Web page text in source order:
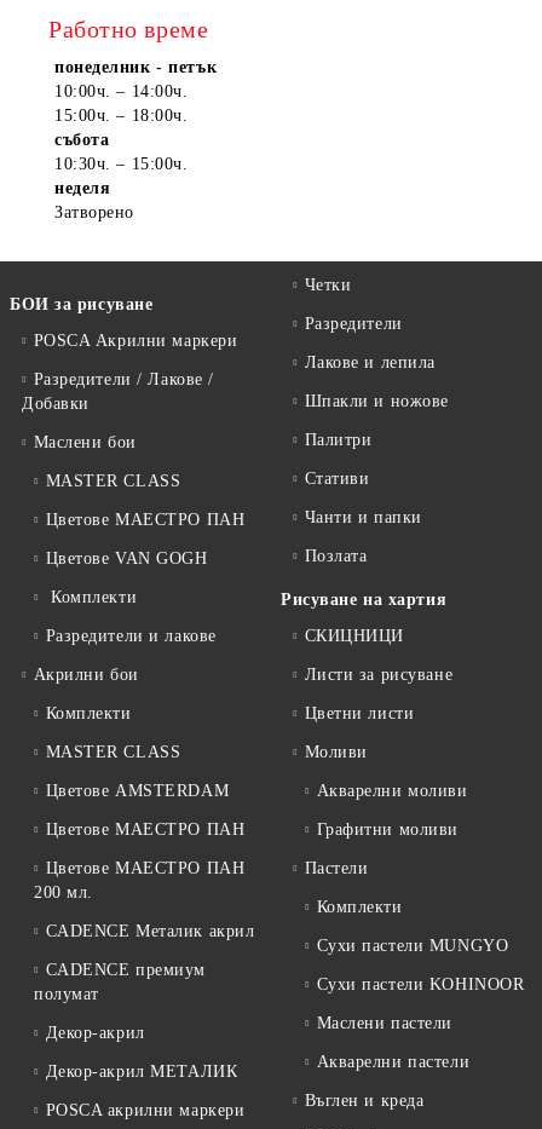
Работно време
понеделник - петък
10:00ч. – 14:00ч.
15:00ч. – 18:00ч.
събота
10:30ч. – 15:00ч.
неделя
Затворено
БОИ за рисуване
POSCA Акрилни маркери
Разредители / Лакове /
Добавки
Маслени бои
MASTER CLASS
Цветове МАЕСТРО ПАН
Цветове VAN GOGH
Комплекти
Разредители и лакове
Акрилни бои
Комплекти
MASTER CLASS
Цветове AMSTERDAM
Цветове МАЕСТРО ПАН
Цветове МАЕСТРО ПАН
200 мл.
CADENCE Металик акрил
CADENCE премиум
полумат
Декор-акрил
Декор-акрил МЕТАЛИК
POSCA акрилни маркери
Четки
Разредители
Лакове и лепила
Шпакли и ножове
Палитри
Стативи
Чанти и папки
Позлата
Рисуване на хартия
СКИЦНИЦИ
Листи за рисуване
Цветни листи
Моливи
Акварелни моливи
Графитни моливи
Пастели
Комплекти
Сухи пастели MUNGYO
Сухи пастели KOHINOOR
Маслени пастели
Акварелни пастели
Въглен и креда